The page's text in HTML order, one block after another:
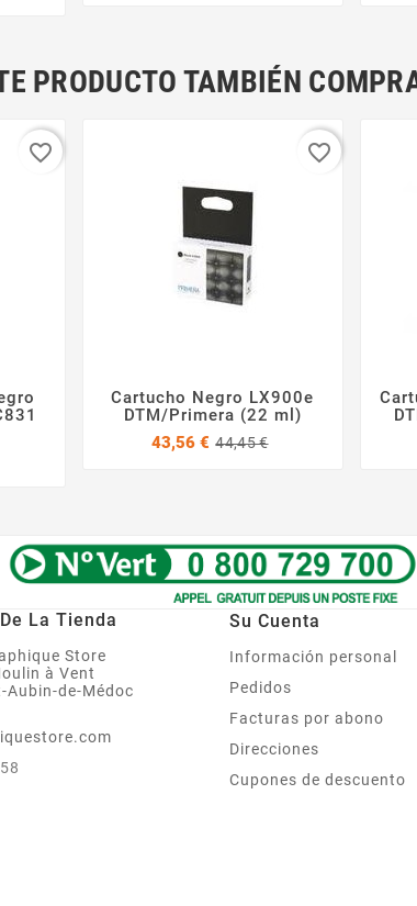
PRODUCTO TAMBIÉN
favorite_border
 
Cartucho Negro LX900e
DTM/Primera (22 ml)
43,56 € 44,45 €
favorite_border
La Tienda
Store
à Vent
Aubin-de-Médoc
Su Cuenta
Información personal
Pedidos
Facturas por abono
Direcciones
Cupones de descuento